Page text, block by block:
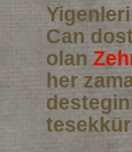
Can
olan
her